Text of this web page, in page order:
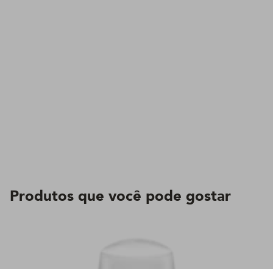
Produtos que você pode gostar